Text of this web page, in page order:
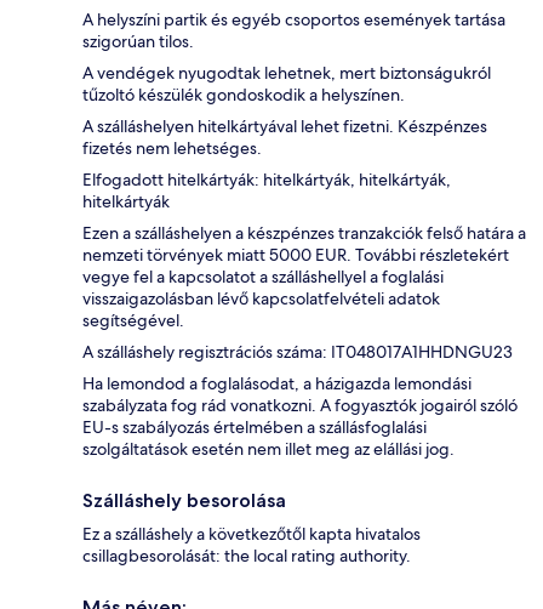
A helyszíni partik és egyéb csoportos események tartása
szigorúan tilos.
A vendégek nyugodtak lehetnek, mert biztonságukról
tűzoltó készülék gondoskodik a helyszínen.
A szálláshelyen hitelkártyával lehet fizetni. Készpénzes
fizetés nem lehetséges.
Elfogadott hitelkártyák: hitelkártyák, hitelkártyák,
hitelkártyák
Ezen a szálláshelyen a készpénzes tranzakciók felső határa a
nemzeti törvények miatt 5000 EUR. További részletekért
vegye fel a kapcsolatot a szálláshellyel a foglalási
visszaigazolásban lévő kapcsolatfelvételi adatok
segítségével.
A szálláshely regisztrációs száma: IT048017A1HHDNGU23
Ha lemondod a foglalásodat, a házigazda lemondási
szabályzata fog rád vonatkozni. A fogyasztók jogairól szóló
EU-s szabályozás értelmében a szállásfoglalási
szolgáltatások esetén nem illet meg az elállási jog.
Szálláshely besorolása
Ez a szálláshely a következőtől kapta hivatalos
csillagbesorolását: the local rating authority.